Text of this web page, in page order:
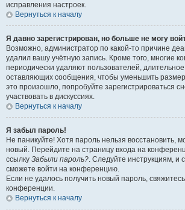
исправления настроек.
Вернуться к началу
Я давно зарегистрирован, но больше не могу
Возможно, администратор по какой-то причине
удалил вашу учётную запись. Кроме того, многие
периодически удаляют пользователей,
оставляющих сообщения, чтобы уменьшить
это произошло, попробуйте зарегистрироваться
участвовать в дискуссиях.
Вернуться к началу
Я забыл пароль!
Не паникуйте! Хотя пароль нельзя восстановить,
новый. Перейдите на страницу входа на
ссылку Забыли пароль?. Следуйте инструкциям, и
сможете войти на конференцию.
Если не удалось получить новый пароль,
конференции.
Вернуться к началу